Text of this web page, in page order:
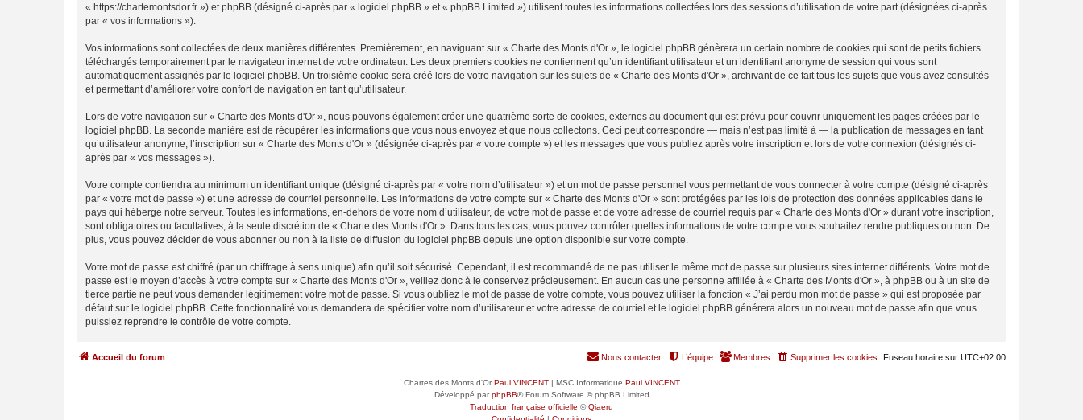
« https://chartemontsdor.fr ») et phpBB (désigné ci-après par « logiciel phpBB » et « phpBB Limited ») utilisent toutes les informations collectées lors des sessions d’utilisation de votre part (désignées ci-après
par « vos informations »).
Vos informations sont collectées de deux manières différentes. Premièrement, en naviguant sur « Charte des Monts d'Or », le logiciel phpBB génèrera un certain nombre de cookies qui sont de petits fichiers
téléchargés temporairement par le navigateur internet de votre ordinateur. Les deux premiers cookies ne contiennent qu’un identifiant utilisateur et un identifiant anonyme de session qui vous sont
automatiquement assignés par le logiciel phpBB. Un troisième cookie sera créé lors de votre navigation sur les sujets de « Charte des Monts d'Or », archivant de ce fait tous les sujets que vous avez consultés
et permettant d’améliorer votre confort de navigation en tant qu’utilisateur.
Lors de votre navigation sur « Charte des Monts d'Or », nous pouvons également créer une quatrième sorte de cookies, externes au document qui est prévu pour couvrir uniquement les pages créées par le
logiciel phpBB. La seconde manière est de récupérer les informations que vous nous envoyez et que nous collectons. Ceci peut correspondre — mais n’est pas limité à — la publication de messages en tant
qu’utilisateur anonyme, l’inscription sur « Charte des Monts d'Or » (désignée ci-après par « votre compte ») et les messages que vous publiez après votre inscription et lors de votre connexion (désignés ci-
après par « vos messages »).
Votre compte contiendra au minimum un identifiant unique (désigné ci-après par « votre nom d’utilisateur ») et un mot de passe personnel vous permettant de vous connecter à votre compte (désigné ci-après
par « votre mot de passe ») et une adresse de courriel personnelle. Les informations de votre compte sur « Charte des Monts d'Or » sont protégées par les lois de protection des données applicables dans le
pays qui héberge notre serveur. Toutes les informations, en-dehors de votre nom d’utilisateur, de votre mot de passe et de votre adresse de courriel requis par « Charte des Monts d'Or » durant votre inscription,
sont obligatoires ou facultatives, à la seule discrétion de « Charte des Monts d'Or ». Dans tous les cas, vous pouvez contrôler quelles informations de votre compte vous souhaitez rendre publiques ou non. De
plus, vous pouvez décider de vous abonner ou non à la liste de diffusion du logiciel phpBB depuis une option disponible sur votre compte.
Votre mot de passe est chiffré (par un chiffrage à sens unique) afin qu’il soit sécurisé. Cependant, il est recommandé de ne pas utiliser le même mot de passe sur plusieurs sites internet différents. Votre mot de
passe est le moyen d’accès à votre compte sur « Charte des Monts d'Or », veillez donc à le conservez précieusement. En aucun cas une personne affiliée à « Charte des Monts d'Or », à phpBB ou à un site de
tierce partie ne peut vous demander légitimement votre mot de passe. Si vous oubliez le mot de passe de votre compte, vous pouvez utiliser la fonction « J’ai perdu mon mot de passe » qui est proposée par
défaut sur le logiciel phpBB. Cette fonctionnalité vous demandera de spécifier votre nom d’utilisateur et votre adresse de courriel et le logiciel phpBB générera alors un nouveau mot de passe afin que vous
puissiez reprendre le contrôle de votre compte.
Accueil du forum Fuseau horaire sur UTC+02:00
Supprimer les cookies
Membres
L’équipe
Nous contacter
Chartes des Monts d'OrPaul VINCENT| MSC Informatique Paul VINCENT
Développé parphpBB® Forum Software © phpBB Limited
Traduction française officielle ©Qiaeru